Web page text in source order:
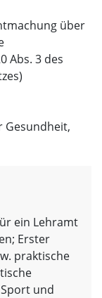
über
Abs. 3 des
Gesundheit,
ein Lehramt
Erster
praktische
und